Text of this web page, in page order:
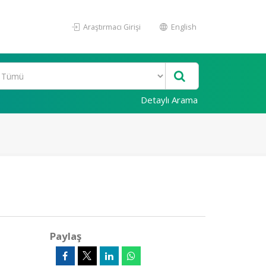
Araştırmacı Girişi English
Detaylı Arama
Paylaş